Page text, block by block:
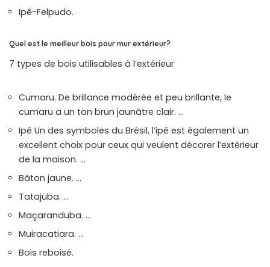
Ipê-Felpudo.
Quel est le meilleur bois pour mur extérieur?
7 types de bois utilisables à l’extérieur
Cumaru. De brillance modérée et peu brillante, le
cumaru a un ton brun jaunâtre clair. …
Ipê Un des symboles du Brésil, l’ipê est également un
excellent choix pour ceux qui veulent décorer l’extérieur
de la maison. …
Bâton jaune. …
Tatajuba. …
Maçaranduba. …
Muiracatiara. …
Bois reboisé.